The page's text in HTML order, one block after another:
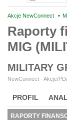
Akcje NewConnect •
Raporty
MIG
MILITARY
NewConnect - Akcje/
PROFIL
BR LAB
RAPORTY
110